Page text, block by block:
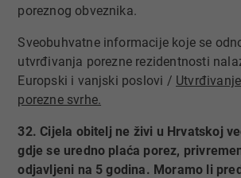
poreznog obveznika.
Sveobuhvatne informacije koje se
utvrđivanja porezne rezidentnosti
Europski i vanjski poslovi /
porezne svrhe.
32. Cijela obitelj ne živi u Hrvatskoj
gdje se uredno plaća porez,
odjavljeni na 5 godina. Moramo li